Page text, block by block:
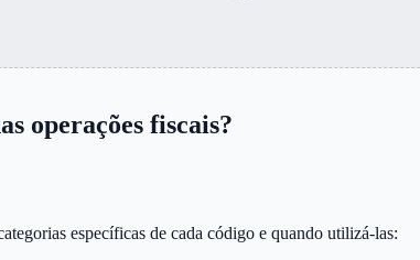
operações fiscais?
específicas de cada código e quando utilizá-las: